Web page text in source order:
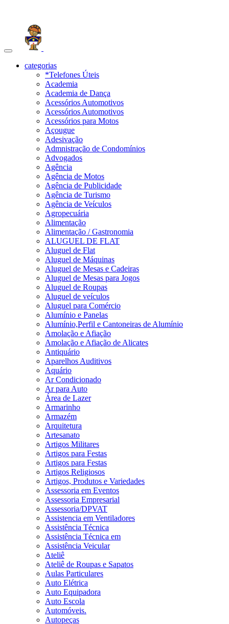
Toggle
navigationcategorias
*Telefones Úteis
Academia
Academia de Dança
Acessórios Automotivos
Acessórios Automotivos
Acessórios para Motos
Açougue
Adesivação
Admnistração de Condomínios
Advogados
Agência
Agência de Motos
Agência de Publicidade
Agência de Turismo
Agência de Veículos
Agropecuária
Alimentação
Alimentação / Gastronomia
ALUGUEL DE FLAT
Aluguel de Flat
Aluguel de Máquinas
Aluguel de Mesas e Cadeiras
Aluguel de Mesas para Jogos
Aluguel de Roupas
Aluguel de veículos
Aluguel para Comércio
Alumínio e Panelas
Alumínio,Perfil e Cantoneiras de Alumínio
Amolação e Afiação
Amolação e Afiação de Alicates
Antiquário
Aparelhos Auditivos
Aquário
Ar Condicionado
Ar para Auto
Área de Lazer
Armarinho
Armazém
Arquitetura
Artesanato
Artigos Militares
Artigos para Festas
Artigos para Festas
Artigos Religiosos
Artigos, Produtos e Variedades
Assessoria em Eventos
Assessoria Empresarial
Assessoria/DPVAT
Assistencia em Ventiladores
Assistência Técnica
Assistência Técnica em
Assistência Veicular
Ateliê
Ateliê de Roupas e Sapatos
Aulas Particulares
Auto Elétrica
Auto Equipadora
Auto Escola
Automóveis.
Autopeças